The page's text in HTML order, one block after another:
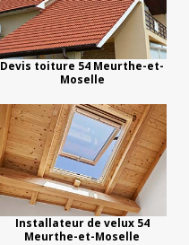
Devis toiture 54 Meurthe-et-
Moselle
Installateur de velux 54
Meurthe-et-Moselle